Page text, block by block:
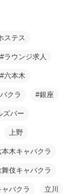
ステス
#ラウンジ求人
#六本木
クラ #銀座
ズバー
上野
本木キャバクラ
舞伎キャバクラ
バクラ 立川